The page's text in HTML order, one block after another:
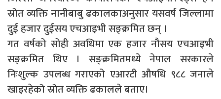
स्रोत व्यक्ति नानीबाबु ढकालकाअनुसार यसवर्ष जिल्लामा
दुई हजार दुईसय एचआइभी सङ्क्रमित छन् ।
गत वर्षको सोही अवधिमा एक हजार नौसय एचआइभी
सङ्क्रमित थिए । सङ्क्रमितमध्ये नेपाल सरकारले
निःशुल्क उपलब्ध गराएको एआरटी औषधि ९८८ जनाले
खाइरहेको स्रोत व्यक्ति ढकालले बताए।